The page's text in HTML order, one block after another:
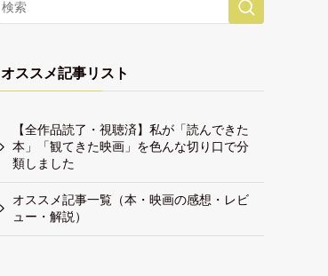
オススメ記事リスト
【全作品読了・視聴済】私が「読んできた
本」「観てきた映画」を色んな切り口で分
類しました
オススメ記事一覧（本・映画の感想・レビ
ュー・解説）